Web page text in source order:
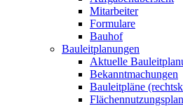
Mitarbeiter
Formulare
Bauhof
Bauleitplanungen
Aktuelle
Bekanntmachungen
Bauleitpläne
Flächennutzungsplan